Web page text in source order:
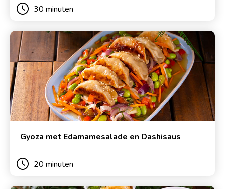
30 minuten
Gyoza met Edamamesalade en Dashisaus
20 minuten